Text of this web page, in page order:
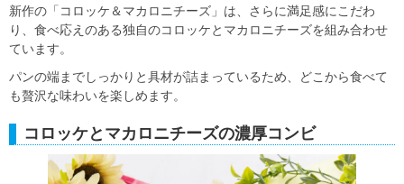
新作の「コロッケ＆マカロニチーズ」は、さらに満足感にこだわ
り、食べ応えのある独自のコロッケとマカロニチーズを組み合わせ
ています。
パンの端までしっかりと具材が詰まっているため、どこから食べて
も贅沢な味わいを楽しめます。
コロッケとマカロニチーズの濃厚コンビ